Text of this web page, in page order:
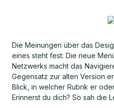
Die Meinungen über das
eines steht fest: Die neue
Netzwerks macht das
Gegensatz zur alten Version
Blick, in welcher Rubrik er
Erinnerst du dich? So sah die